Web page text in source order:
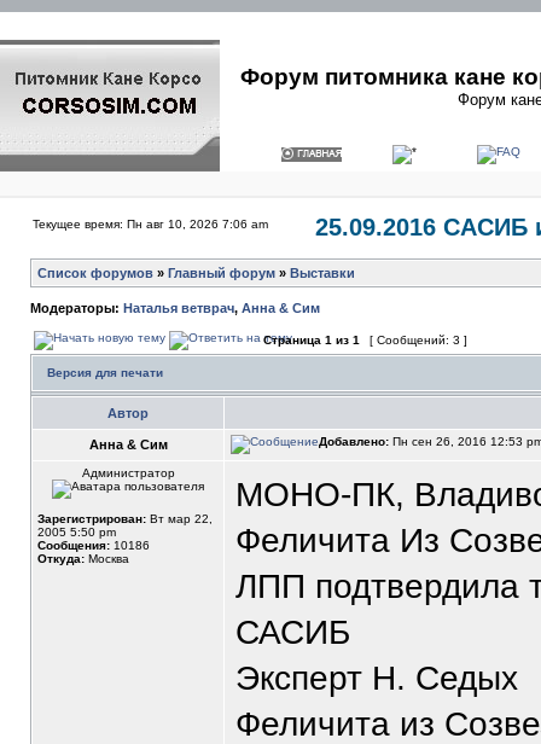
Форум питомника кане
Форум
Текущее время: Пн авг 10, 2026 7:06 am 25.09.2016 САСИБ
Список форумов » Главный форум » Выставки
Модераторы: Наталья ветврач, Анна & Сим
Страница 1 из 1 [ Сообщений: 3 ]
Версия для печати
Автор
Анна & Сим Добавлено: Пн сен 26, 2016 12:53
Администратор
Зарегистрирован: Вт мар 22,
2005 5:50 pm
Сообщения: 10186
Откуда: Москва
МОНО-ПК,
Феличита Из
ЛПП подтвердила
САСИБ
Эксперт Н. Седых
Феличита из